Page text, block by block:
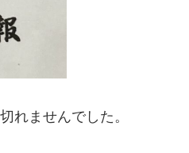
れませんでした。